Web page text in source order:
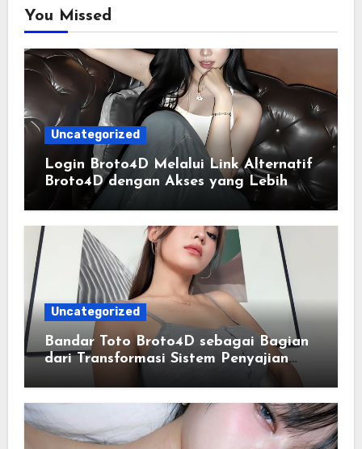
You Missed
Uncategorized
Login Broto4D Melalui Link Alternatif
Broto4D dengan Akses yang Lebih
Lancar
Uncategorized
Bandar Toto Broto4D sebagai Bagian
dari Transformasi Sistem Penyajian